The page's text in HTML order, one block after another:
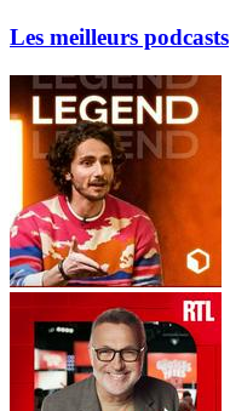
Les meilleurs podcasts